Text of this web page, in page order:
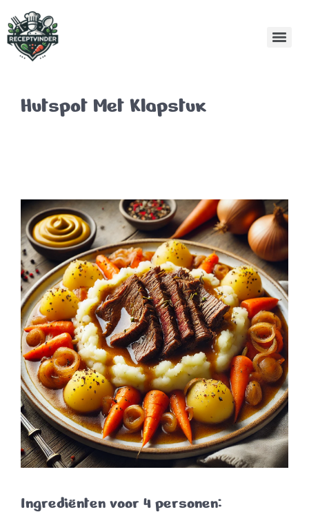
Hutspot Met Klapstuk
Ingrediënten voor 4 personen: